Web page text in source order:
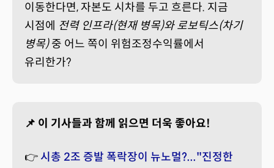
이동한다면, 자본도 시차를 두고 흐른다. 지금
시점에 전력 인프라(현재 병목)와 로보틱스(차기
병목)중 어느 쪽이 위험조정수익률에서
유리한가?
📌 이 기사들과 함께 읽으면 더욱 좋아요!
👉 시총 2조 증발 폭락장이 뉴노멀?..."진정한